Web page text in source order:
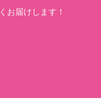
お届けします！